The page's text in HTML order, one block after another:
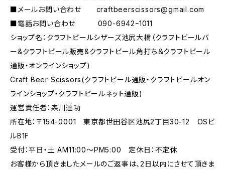
■メールお問い合わせ craftbeerscissors@gmail.com
■電話お問い合わせ 090-6942ｰ1011
ショップ名：クラフトビールシザーズ池尻大橋（クラフトビールバ
ー&クラフトビール販売&クラフトビール角打ち＆クラフトビール
通販・オンラインショップ)
Craft Beer Scissors(クラフトビール通販・クラフトビールオン
ラインショップ・クラフトビールネット通販)
運営責任者：森川達功
所在地：〒154-0001 東京都世田谷区池尻2丁目30-12 OSビ
ルB1F
受付：平日・土 AM11:00～PM5:00 定休日：不定休
お客様から頂きましたメールのご返事は、2日以内にさせて頂きま